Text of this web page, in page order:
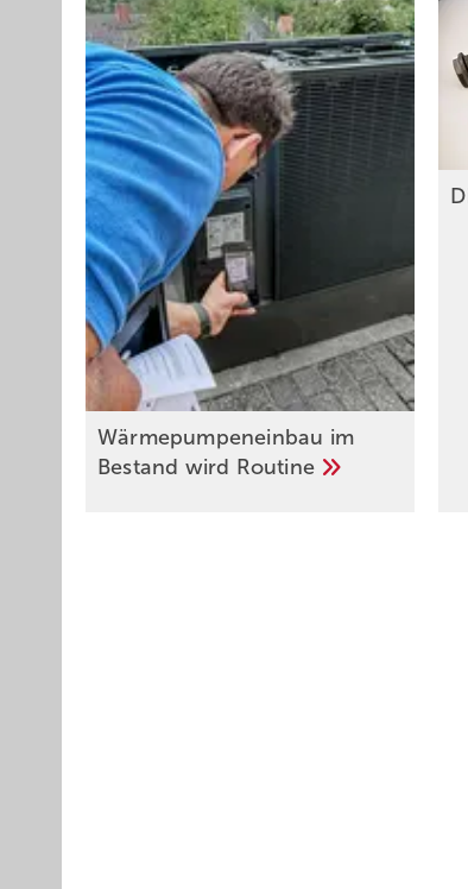
Wärmepumpeneinbau im
Bestand wird Routine